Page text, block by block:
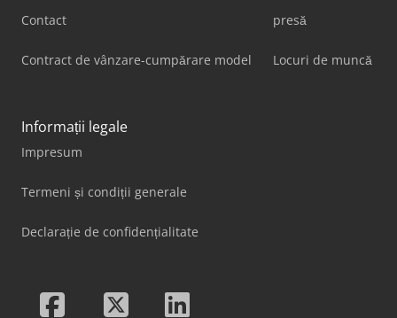
Contact
Contract de vânzare-cumpărare model
presă
Locuri de muncă
Informații legale
Impresum
Termeni și condiții generale
Declarație de confidențialitate